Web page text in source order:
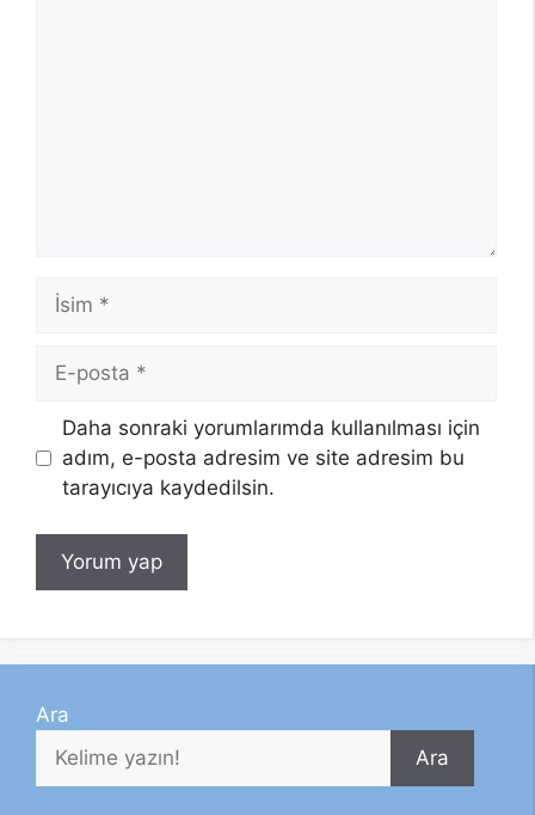
İsim
posta
Daha sonraki yorumlarımda kullanılması için
adım, e-posta adresim ve site adresim bu
tarayıcıya kaydedilsin.
Ara
Ara